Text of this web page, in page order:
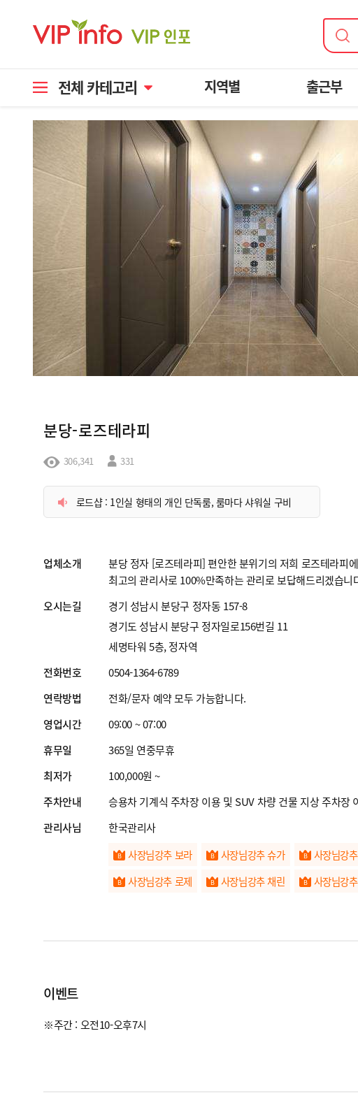
전체 카테고리 지역별 출근부
분당-로즈테라피
306,341 331
로드샵 : 1인실 형태의 개인 단독룸, 룸마다 샤워실 구비
업체소개
분당 정자 [로즈테라피] 편안한 분위기의 저희 로즈테라피
최고의 관리사로 100%만족하는 관리로 보답해드리겠습니
오시는길
경기 성남시 분당구 정자동 157-8
경기도 성남시 분당구 정자일로156번길 11
세명타워 5층, 정자역
전화번호
0504-1364-6789
연락방법
전화/문자 예약 모두 가능합니다.
영업시간
09:00 ~ 07:00
휴무일
365일 연중무휴
최저가
100,000원 ~
주차안내
승용차 기계식 주차장 이용 및 SUV 차량 건물 지상 주차장
관리사님
한국관리사
사장님강추 보라
사장님강추 슈가
사장님강
사장님강추 로제
사장님강추 채린 사장님강
이벤트
※주간 : 오전10-오후7시